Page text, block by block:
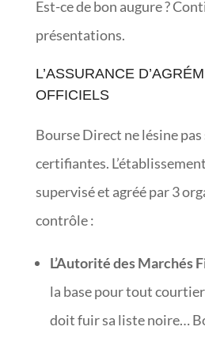
Est-ce de bon augure ?
présentations.
L’ASSURANCE
OFFICIELS
Bourse Direct ne lésine
certifiantes.
supervisé et agréé par 3
contrôle :
L’Autorité des Marchés
la base pour tout
doit fuir sa liste noire…